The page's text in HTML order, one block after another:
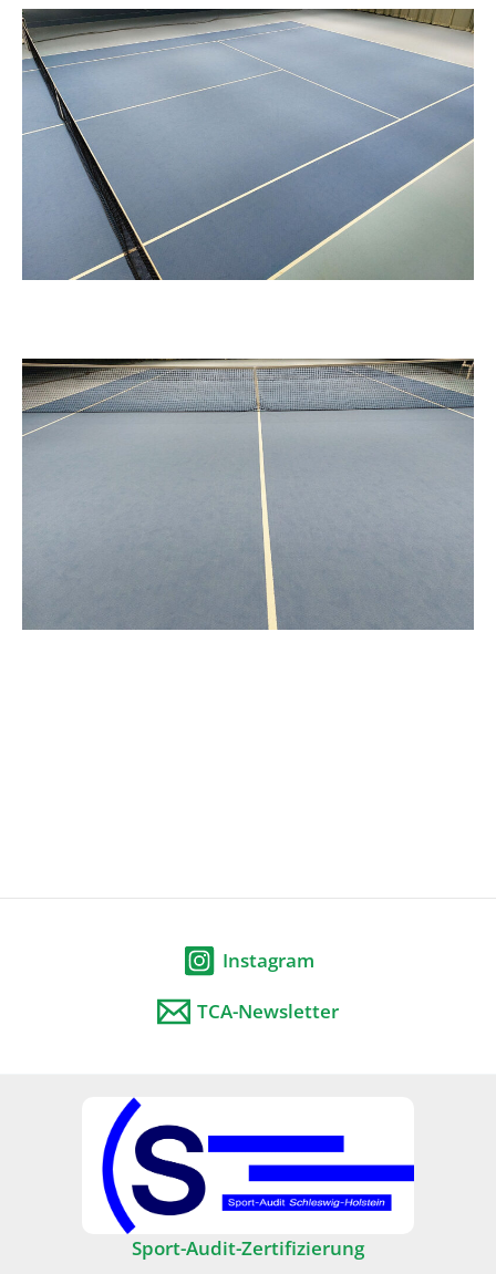
Instagram
TCA-Newsletter
Sport-Audit-Zertifizierung